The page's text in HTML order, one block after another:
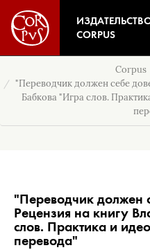
CORPUS
Corpus
"Переводчик должен себе
Бабкова "Игра слов.
"Переводчик должен
Рецензия на книгу
слов. Практика и
перевода"